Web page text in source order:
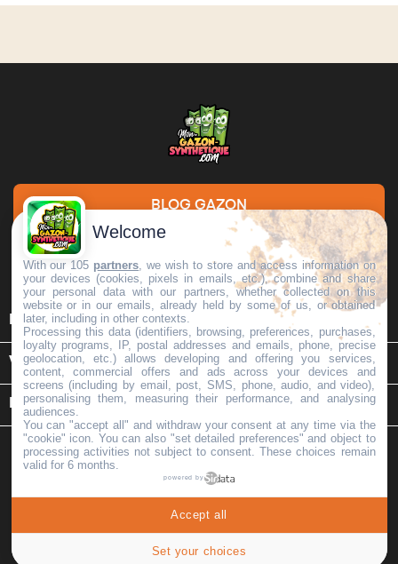
BLOG GAZON
DEMANDE DE DEVIS
INFORMATIONS 
VOTRE COMPTE 
INFORMATIONS SUR LE MAGASIN keyboard_arrow_down
Mon Gazon Synthétique
Réservés | MGS | Tva: FR35518331277 | Capital: 15000
Mentions légalesConditions Générales de Vente
Welcome
With our 105 partners , we wish to store and access information on
your devices (cookies, pixels in emails, etc.), combine and share
your personal data with our partners, whether collected on this
website or in our emails, already held by some of us, or obtained
later, including in other contexts.
Processing this data (identifiers, browsing, preferences, purchases,
loyalty programs, IP, postal addresses and emails, phone, precise
geolocation, etc.) allows developing and offering you services,
content, commercial offers and ads across your devices and
screens (including by email, post, SMS, phone, audio, and video),
personalising them, measuring their performance, and analysing
audiences.
You can "accept all" and withdraw your consent at any time via the
"cookie" icon . You can also "set detailed preferences" and object to
processing activities not subject to consent. These choices remain
valid for 6 months.
powered by
Set your choices
Accept all